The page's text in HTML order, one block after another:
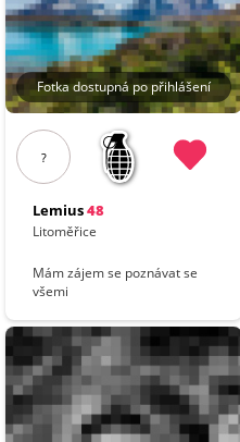
Fotka dostupná po přihlášení
?
Lemius48
Litoměřice
Mám zájem se poznávat se
všemi